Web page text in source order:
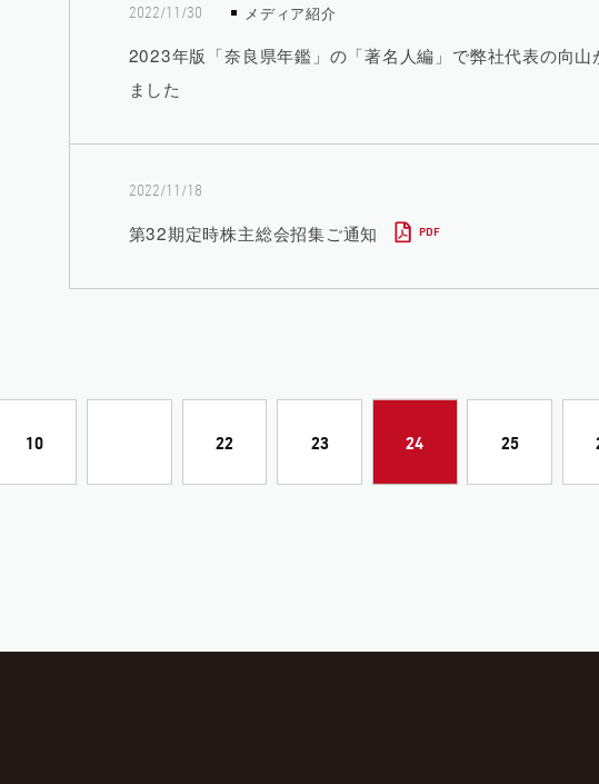
2022/11/30 メディア紹介
2023年版「奈良県年鑑」の「著名人編」で弊社代表の向山
ました
2022/11/18
第32期定時株主総会招集ご通知 PDF
10 22 23 24 25